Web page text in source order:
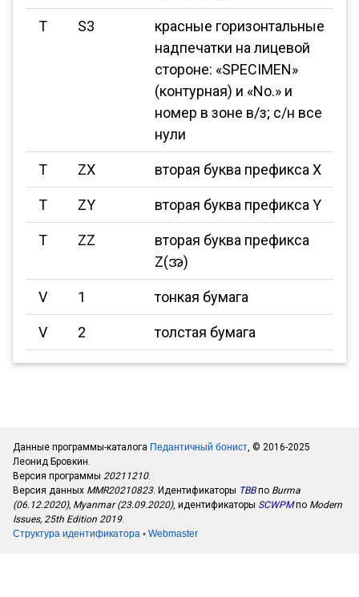
T S3
красные горизонтальные
надпечатки на лицевой
стороне: «SPECIMEN»
(контурная) и «No.» и
номер в зоне в/з; с/н все
нули
T ZX вторая буква префикса X
T ZY вторая буква префикса Y
T ZZ
вторая буква префикса
Z(အ)
V 1 тонкая бумага
V 2 толстая бумага
Данные программы-каталога Педантичный бонист, © 2016-2025
Леонид Бровкин.
Версия программы 20211210.
Версия данных MMR20210823. Идентификаторы TBBпо Burma
(06.12.2020), Myanmar (23.09.2020), идентификаторы SCWPMпо Modern
Issues, 25th Edition 2019.
Структура идентификатора ◦ Webmaster